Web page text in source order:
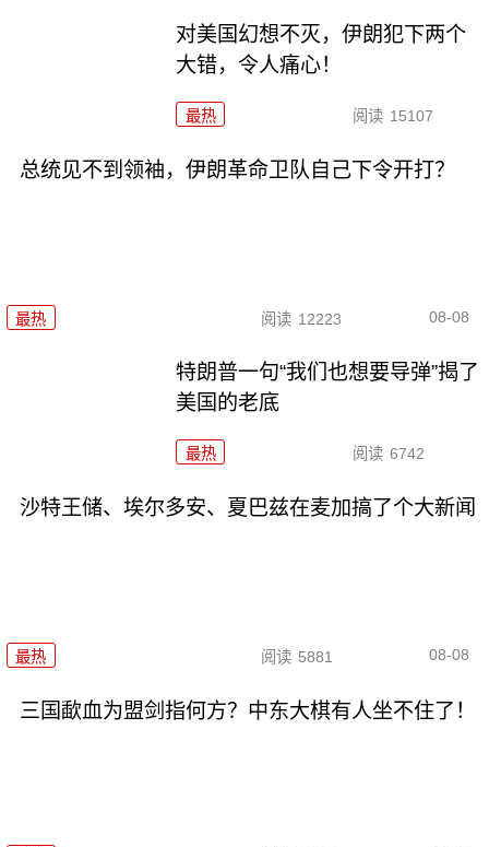
对美国幻想不灭，伊朗犯下两个
大错，令人痛心！
最热 阅读 15107
总统见不到领袖，伊朗革命卫队自己下令开打？
最热 阅读 12223 08-08
特朗普一句“我们也想要导弹”揭了
美国的老底
最热 阅读 6742
沙特王储、埃尔多安、夏巴兹在麦加搞了个大新闻
最热 阅读 5881 08-08
三国歃血为盟剑指何方？中东大棋有人坐不住了！